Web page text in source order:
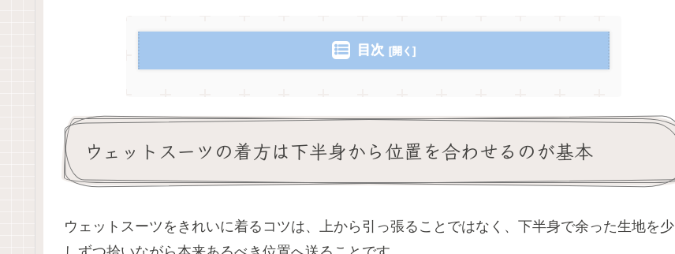
目次
ウェットスーツの着方は下半身から位置を合わせるのが基本
ウェットスーツをきれいに着るコツは、上から引っ張ることではなく、下半身で余った生地を少